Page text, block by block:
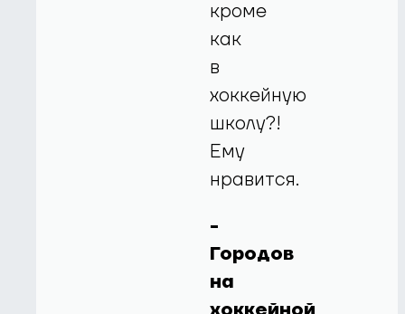
кроме
как
в
хоккейную
школу?!
Ему
нравится.
-
Городов
на